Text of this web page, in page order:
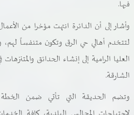
فيها.
وأشار إلى أن الدائرة انتهت مؤخرا من
لتتخدم أهالي حي الرق وتكون متنفساً
العليا الرامية إلى إنشاء الحدائق
الشارقة.
وتضم الحديقة التي تأتي ضمن الخطة